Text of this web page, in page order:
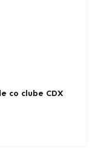
co clube CDX